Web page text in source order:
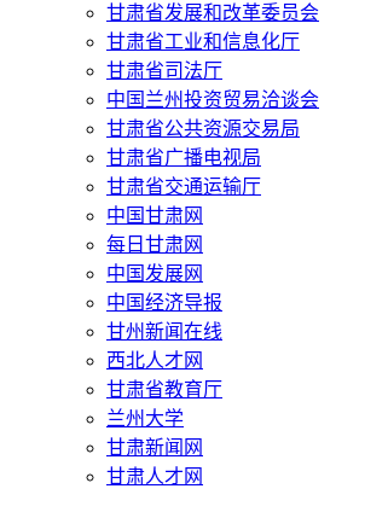
甘肃省发展和改革委员会
甘肃省工业和信息化厅
甘肃省司法厅
中国兰州投资贸易洽谈会
甘肃省公共资源交易局
甘肃省广播电视局
甘肃省交通运输厅
中国甘肃网
每日甘肃网
中国发展网
中国经济导报
甘州新闻在线
西北人才网
甘肃省教育厅
兰州大学
甘肃新闻网
甘肃人才网